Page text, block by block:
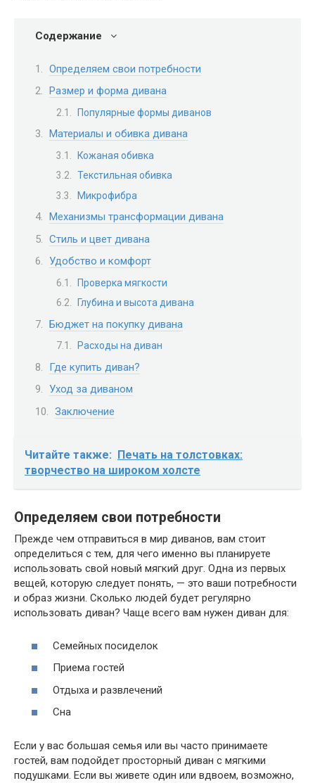
Содержание
Определяем свои потребности
Размер и форма дивана
Популярные формы диванов
Материалы и обивка дивана
Кожаная обивка
Текстильная обивка
Микрофибра
Механизмы трансформации дивана
Стиль и цвет дивана
Удобство и комфорт
Проверка мягкости
Глубина и высота дивана
Бюджет на покупку дивана
Расходы на диван
Где купить диван?
Уход за диваном
Заключение
Читайте также:
Печать на толстовках:
творчество на широком холсте
Определяем свои потребности
Прежде чем отправиться в мир диванов, вам стоит
определиться с тем, для чего именно вы планируете
использовать свой новый мягкий друг. Одна из первых
вещей, которую следует понять, — это ваши потребности
и образ жизни. Сколько людей будет регулярно
использовать диван? Чаще всего вам нужен диван для:
Семейных посиделок
Приема гостей
Отдыха и развлечений
Сна
Если у вас большая семья или вы часто принимаете
гостей, вам подойдет просторный диван с мягкими
подушками. Если вы живете один или вдвоем, возможно,